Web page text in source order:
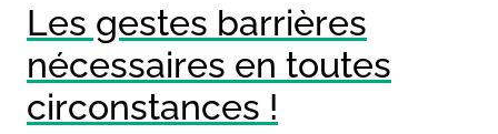
Les gestes barrières
nécessaires en toutes
circonstances !